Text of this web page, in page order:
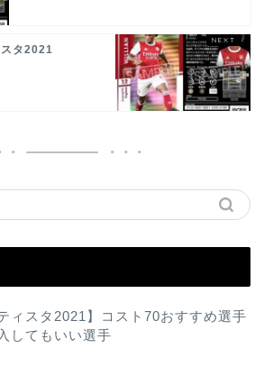
タ2021
ィスタ2021】コスト70おすすめ選手
してもいい選手